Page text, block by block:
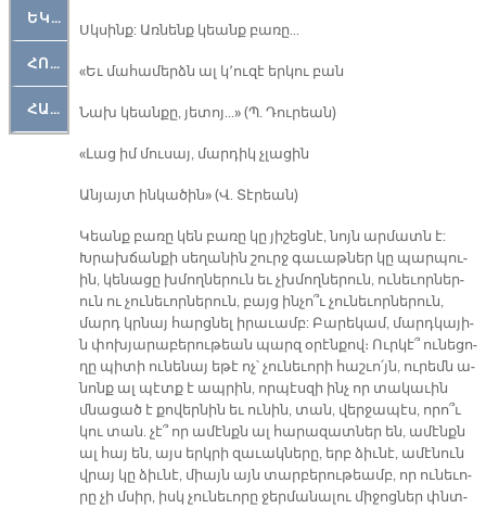
ԵԿԵՂԵՑԱԿԱՆ
ՀՈԳԵՄՏԱՒՈՐ
ՀԱՐԹԱԿ
Սկսինք: Առ­նենք կեանք բա­ռը...
«Եւ մա­հա­մերձն ալ կ՚ու­զէ եր­կու բան
Նախ կեան­քը, յե­տոյ...» (Պ. Դուր­եան)
«Լաց իմ մու­սայ, մար­դիկ չլաց­ին
Ան­յայտ ին­կա­ծին» (Վ. Տէր­եան)
Կեանք բա­ռը կեն բա­ռը կը յիշ­եցն­է, նոյն ար­մատն է:
Խրախ­ճան­քի սե­ղա­նին շուրջ գա­ւաթ­ներ կը պարպ­ու­
ին, կե­նա­ցը խմողն­եր­ուն եւ չխմողն­եր­ուն, ուն­ե­ւ­որ­ներ­
ուն ու չուն­եւ­որն­եր­ուն, բայց ինչ­ո՞ւ չուն­եւ­որն­եր­ուն,
մարդ կրնայ հարցն­ել ի­րա­ւամբ: Բա­րե­կամ, մարդ­կա­յի­
ն փոխյա­րա­բե­րու­թե­ան պարզ օ­րէ­ն­քով։ Ուր­կէ­՞ ու­նե­ցո­
ղը պի­տի ու­նե­նայ ե­թէ ոչ՝ չու­նե­ւո­րի հաշ­ւո­՛յն, ու­րե­մն ա­
նոնք ալ պէ­տք է ապ­րին, որ­պէ­սզի ինչ որ տա­կա­ւին
մնա­ցած է քո­վե­րնի­ն եւ ու­նի­ն, տան, վեր­ջա­պէս, ո­րո­՞ւ
կու տան. չէ՞ որ ա­մէնքն ալ հա­րա­զատ­ներ են, ա­մէնքն
ալ հայ ե­ն, այս ե­րկրի զա­ւակ­նե­րը­, երբ ձիւ­նէ­, ա­մէ­նուն
վրայ կը ձիւ­նէ­, միայն այն տար­բե­րու­թե­ամբ, որ ու­նե­ւո­
րը չի մսիր, իսկ չու­նե­ւո­րը ջեր­մա­նա­լու մի­ջո­ցնե­ր փնտ­